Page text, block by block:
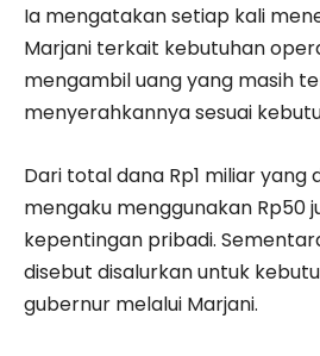
Ia mengatakan setiap kali
Marjani terkait kebutuhan
mengambil uang yang masih
menyerahkannya sesuai
Dari total dana Rp1 miliar yang
mengaku menggunakan Rp50
kepentingan pribadi.
disebut disalurkan untuk
gubernur melalui Marjani.